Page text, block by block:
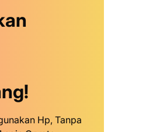
Hp, Tanpa